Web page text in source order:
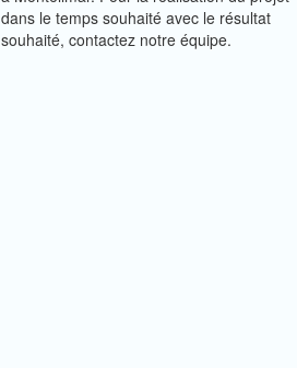
dans le temps souhaité avec le résultat
souhaité, contactez notre équipe.